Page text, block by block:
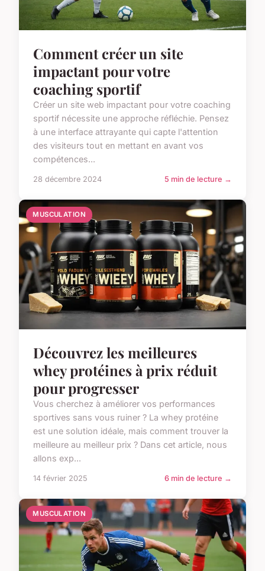
Comment créer un site
impactant pour votre
coaching sportif
Créer un site web impactant pour votre coaching
sportif nécessite une approche réfléchie. Pensez
à une interface attrayante qui capte l'attention
des visiteurs tout en mettant en avant vos
compétences...
28 décembre 2024 5 min de lecture →
MUSCULATION
Découvrez les meilleures
whey protéines à prix réduit
pour progresser
Vous cherchez à améliorer vos performances
sportives sans vous ruiner ? La whey protéine
est une solution idéale, mais comment trouver la
meilleure au meilleur prix ? Dans cet article, nous
allons exp...
14 février 2025 6 min de lecture →
MUSCULATION